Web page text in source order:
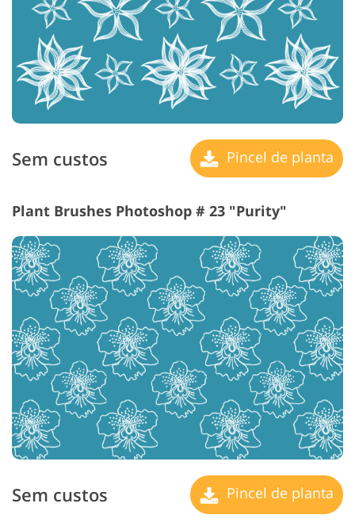
Sem custos Pincel de planta
Plant Brushes Photoshop # 23 "Purity"
Sem custos Pincel de planta